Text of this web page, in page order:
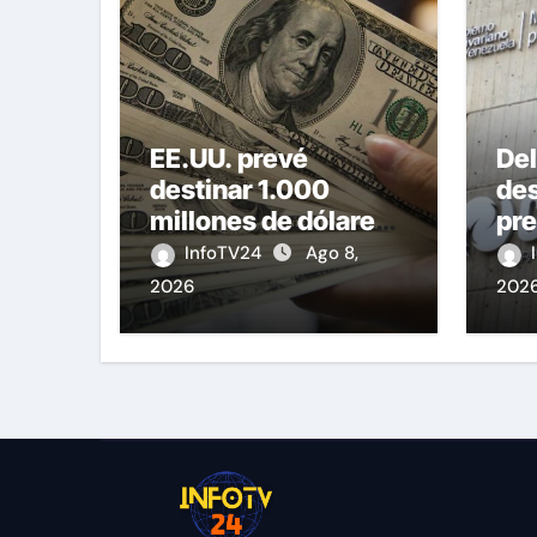
EE.UU. prevé
destinar 1.000
millones de dólares
a Colombia para un
paquete de
seguridad
InfoTV24
Ago 8,
2026